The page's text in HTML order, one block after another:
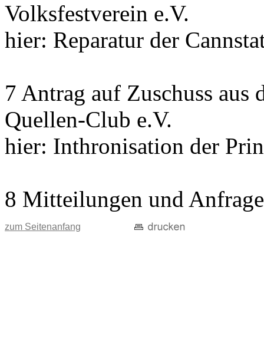
Volksfestverein e.V.
hier: Reparatur der
7 Antrag auf Zuschuss aus
Quellen-Club e.V.
hier: Inthronisation der
8 Mitteilungen und
zum Seitenanfang